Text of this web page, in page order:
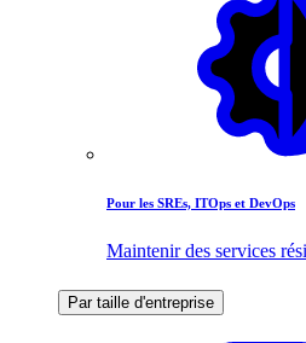
Pour les SREs, ITOps et DevOps
Maintenir des services
Par taille d'entreprise